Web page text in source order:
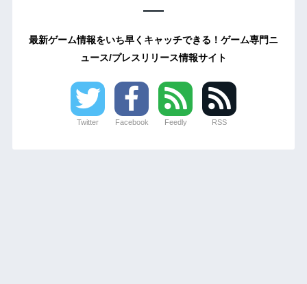
最新ゲーム情報をいち早くキャッチできる！ゲーム専門ニ
ュース/プレスリリース情報サイト
Twitter Facebook Feedly RSS